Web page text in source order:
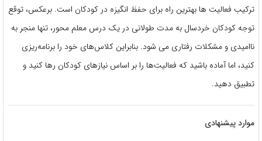
ترکیب فعالیت ها بهترین راه برای حفظ انگیزه در کودکان است. برعکس، توقع
توجه کودکان خردسال به مدت طولانی در یک درس معلم محور، تنها منجر به
ناامیدی و مشکلات رفتاری می شود. بنابراین کلاس‌های خود را برنامه‌ریزی
کنید، اما آماده باشید که فعالیت‌ها را بر اساس نیازهای کودکان رها کنید و
تطبیق دهید.
موارد پیشنهادی